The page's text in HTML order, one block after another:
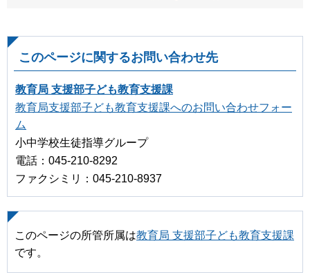
このページに関するお問い合わせ先
教育局 支援部子ども教育支援課
教育局支援部子ども教育支援課へのお問い合わせフォー
ム
小中学校生徒指導グループ
電話：045-210-8292
ファクシミリ：045-210-8937
このページの所管所属は教育局 支援部子ども教育支援課
です。